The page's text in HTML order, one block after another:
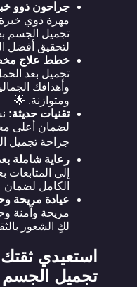
جراحون ذوو
مهرة ذوي
تجميل الجسم
لتحقيق أفضل
خطط علاج
تجميل بعد
وأهدافك
ومتوازنة. 🌟
تقنيات حديثة:
لضمان أعلى
جراحة تجميل
رعاية شاملة
إلى المتابعات
الكامل
عيادة مريحة
مريحة وآمنة
لكِ الشعور
استعيدي
تجميل الجسم